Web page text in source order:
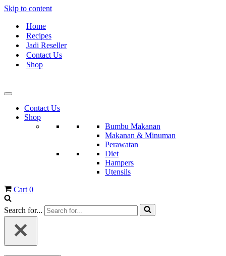
Skip to content
Home
Recipes
Jadi Reseller
Contact Us
Shop
Contact Us
Shop
Bumbu Makanan
Makanan & Minuman
Perawatan
Diet
Hampers
Utensils
Cart 0
Search for...